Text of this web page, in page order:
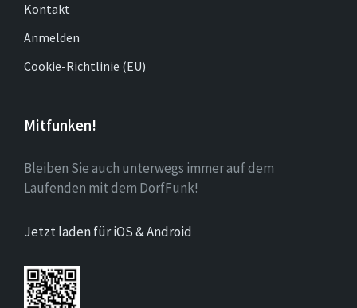
Kontakt
Anmelden
Cookie-Richtlinie (EU)
Mitfunken!
Bleiben Sie auch unterwegs immer auf dem
Laufenden mit dem DorfFunk!
Jetzt laden für iOS & Android